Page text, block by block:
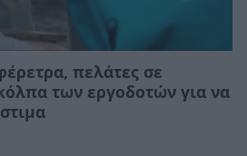
πελάτες σε
των εργοδοτών για να